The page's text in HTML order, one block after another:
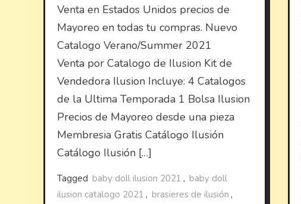
Venta en Estados Unidos precios de
Mayoreo en todas tu compras. Nuevo
Catalogo Verano/Summer 2021
Venta por Catalogo de Ilusion Kit de
Vendedora Ilusion Incluye: 4 Catalogos
de la Ultima Temporada 1 Bolsa Ilusion
Precios de Mayoreo desde una pieza
Membresia Gratis Catálogo Ilusión
Catálogo Ilusión […]
Tagged baby doll ilusion 2021 , baby doll
ilusion catalogo 2021 , brasieres de ilusión ,